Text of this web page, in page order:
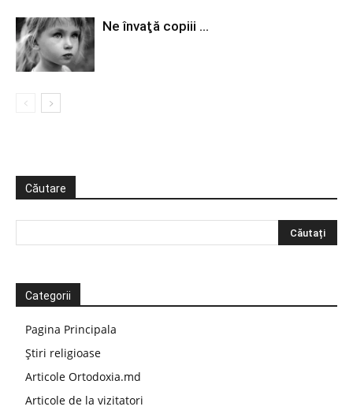
Ne învaţă copiii …
Căutare
Categorii
Pagina Principala
Știri religioase
Articole Ortodoxia.md
Articole de la vizitatori